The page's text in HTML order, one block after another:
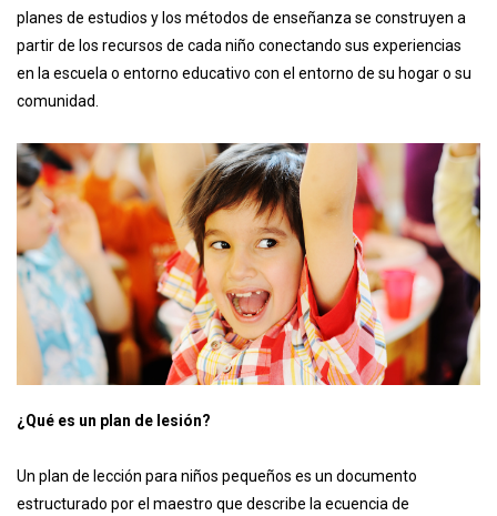
planes de estudios y los métodos de enseñanza se construyen a
partir de los recursos de cada niño conectando sus experiencias
en la escuela o entorno educativo con el entorno de su hogar o su
comunidad.
¿Qué es un plan de lesión?
Un pla n de lección para niños pequeños es un documento
estructurado por el maestro que describe la ecuencia de